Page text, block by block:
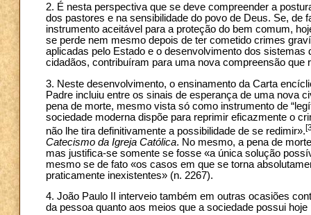
2. É nesta perspectiva que se deve compreender a
dos pastores e na sensibilidade do povo de Deus. Se, de
instrumento aceitável para a proteção do bem comum,
se perde nem mesmo depois de ter cometido crimes
aplicadas pelo Estado e o desenvolvimento dos
cidadãos, contribuíram para uma nova compreensão que
3. Neste desenvolvimento, o ensinamento da Carta
Padre incluiu entre os sinais de esperança de uma nova
pena de morte, mesmo vista só como instrumento de
sociedade moderna dispõe para reprimir eficazmente o
não lhe tira definitivamente a possibilidade de se redimir».
Catecismo da Igreja Católica. No mesmo, a pena de
mas justifica-se somente se fosse «a única solução
mesmo se de fato «os casos em que se torna
praticamente inexistentes» (n. 2267).
4. João Paulo II interveio também em outras ocasiões
da pessoa quanto aos meios que a sociedade possui